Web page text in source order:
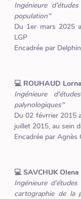
Ingénieure
population"
Du 1er mars 2025
LGP
Encadrée par
💻 ROUHAUD Lorna
Ingénieure
palynologiques"
Du 02 févrrier 2015
juillet 2015, au sein
Encadrée par Agnès
💻 SAVCHUK Olena
Ingénieure
cartographie de la